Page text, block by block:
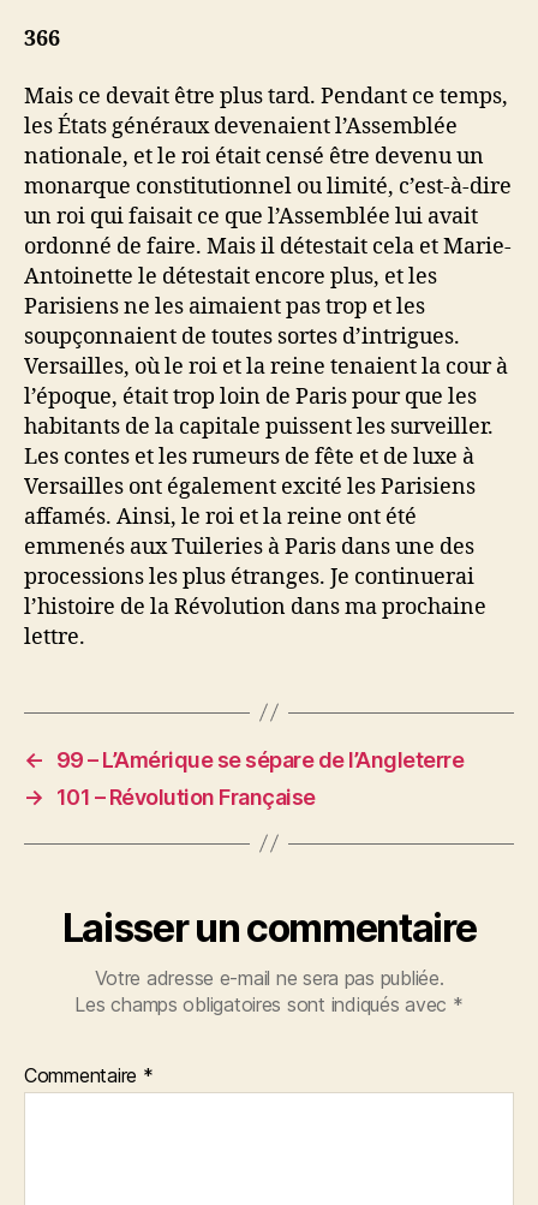
366
Mais ce devait être plus tard. Pendant ce temps,
les États généraux devenaient l’Assemblée
nationale, et le roi était censé être devenu un
monarque constitutionnel ou limité, c’est-à-dire
un roi qui faisait ce que l’Assemblée lui avait
ordonné de faire. Mais il détestait cela et Marie-
Antoinette le détestait encore plus, et les
Parisiens ne les aimaient pas trop et les
soupçonnaient de toutes sortes d’intrigues.
Versailles, où le roi et la reine tenaient la cour à
l’époque, était trop loin de Paris pour que les
habitants de la capitale puissent les surveiller.
Les contes et les rumeurs de fête et de luxe à
Versailles ont également excité les Parisiens
affamés. Ainsi, le roi et la reine ont été
emmenés aux Tuileries à Paris dans une des
processions les plus étranges. Je continuerai
l’histoire de la Révolution dans ma prochaine
lettre.
←
99 – L’Amérique se sépare de l’Angleterre
→
101 – Révolution Française
Laisser un commentaire
Votre adresse e-mail ne sera pas publiée.
Les champs obligatoires sont indiqués avec *
Commentaire *